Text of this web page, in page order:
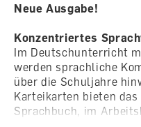
Neue Ausgabe!
Konzentriertes
Im Deutschunterricht
werden sprachliche
über die Schuljahre
Karteikarten bieten
Sprachbuch, im